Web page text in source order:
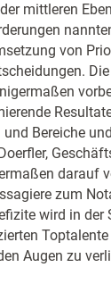
mittleren
von
Bereiche
darauf
zum
wird in der
Augen zu